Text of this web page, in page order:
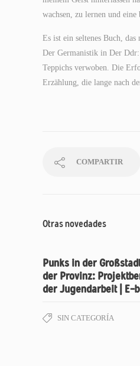
wachsen, zu lernen und eine
Es ist ein seltenes Buch,
Der Germanistik in Der Ddr:
Teppichs verwoben. Die
Erzählung, die lange nach
COMPARTIR
Otras novedades
Punks in der
der Provinz:
der Jugendarbeit | E-
SIN CATEGORÍA